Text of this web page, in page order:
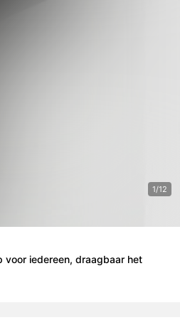
1/12
iedereen, draagbaar het